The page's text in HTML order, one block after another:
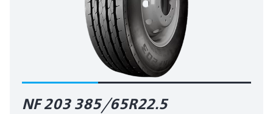
NF 203 385/65R22.5